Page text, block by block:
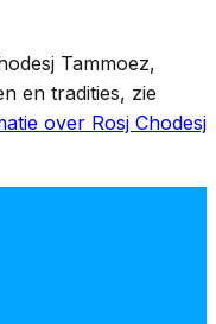
Tammoez,
en tradities, zie
over Rosj Chodesj